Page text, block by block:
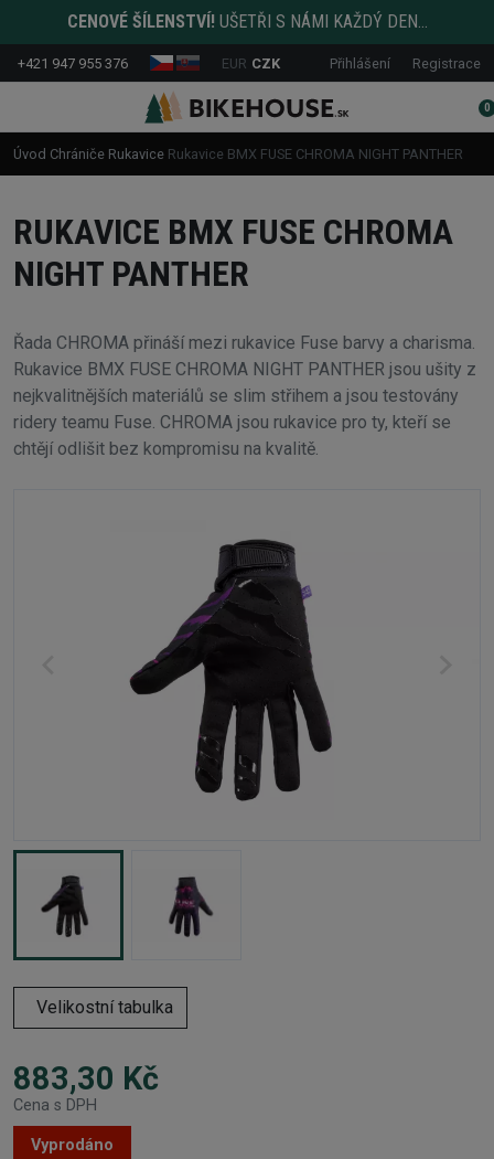
CENOVÉ ŠÍLENSTVÍ! UŠETŘI S NÁMI KAŽDÝ DEN...
+421 947 955 376 EUR CZK Přihlášení Registrace
0
Úvod Chrániče Rukavice Rukavice BMX FUSE CHROMA NIGHT PANTHER
RUKAVICE BMX FUSE CHROMA
NIGHT PANTHER
Řada CHROMA přináší mezi rukavice Fuse barvy a charisma.
Rukavice BMX FUSE CHROMA NIGHT PANTHER jsou ušity z
nejkvalitnějších materiálů se slim střihem a jsou testovány
ridery teamu Fuse. CHROMA jsou rukavice pro ty, kteří se
chtějí odlišit bez kompromisu na kvalitě.
Velikostní tabulka
883,30 Kč
Cena s DPH
Vyprodáno